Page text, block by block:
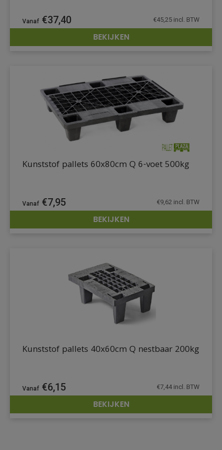
DETAILS
€37,40 €45,25 incl. BTW
BEKIJKEN
DETAILS
Kunststof pallets 60x80cm Q 6-voet 500kg
€7,95 €9,62 incl. BTW
BEKIJKEN
DETAILS
Kunststof pallets 40x60cm Q nestbaar 200kg
€6,15 €7,44 incl. BTW
BEKIJKEN